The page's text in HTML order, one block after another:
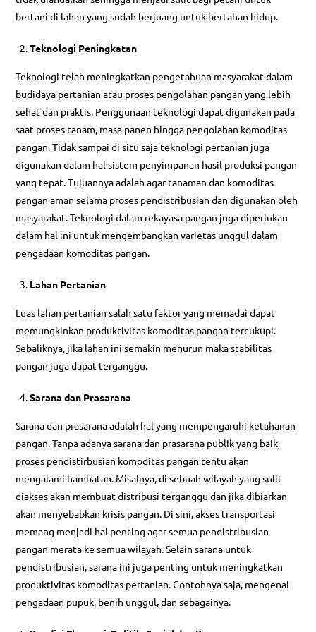
bertani di lahan yang sudah berjuang untuk bertahan hidup.
Teknologi Peningkatan
Teknologi telah meningkatkan pengetahuan masyarakat dalam
budidaya pertanian atau proses pengolahan pangan yang lebih
sehat dan praktis. Penggunaan teknologi dapat digunakan pada
saat proses tanam, masa panen hingga pengolahan komoditas
pangan. Tidak sampai di situ saja teknologi pertanian juga
digunakan dalam hal sistem penyimpanan hasil produksi pangan
yang tepat. Tujuannya adalah agar tanaman dan komoditas
pangan aman selama proses pendistribusian dan digunakan oleh
masyarakat. Teknologi dalam rekayasa pangan juga diperlukan
dalam hal ini untuk mengembangkan varietas unggul dalam
pengadaan komoditas pangan.
Lahan Pertanian
Luas lahan pertanian salah satu faktor yang memadai dapat
memungkinkan produktivitas komoditas pangan tercukupi.
Sebaliknya, jika lahan ini semakin menurun maka stabilitas
pangan juga dapat terganggu.
Sarana dan Prasarana
Sarana dan prasarana adalah hal yang mempengaruhi ketahanan
pangan. Tanpa adanya sarana dan prasarana publik yang baik,
proses pendistirbusian komoditas pangan tentu akan
mengalami hambatan. Misalnya, di sebuah wilayah yang sulit
diakses akan membuat distribusi terganggu dan jika dibiarkan
akan menyebabkan krisis pangan. Di sini, akses transportasi
memang menjadi hal penting agar semua pendistribusian
pangan merata ke semua wilayah. Selain sarana untuk
pendistribusian, sarana ini juga penting untuk meningkatkan
produktivitas komoditas pertanian. Contohnya saja, mengenai
pengadaan pupuk, benih unggul, dan sebagainya.